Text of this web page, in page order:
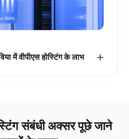
में वीपीएस होस्टिंग के लाभ
संबंधी अक्सर पूछे जाने